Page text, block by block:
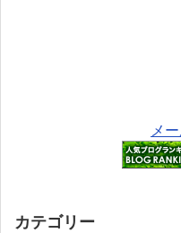
メ
カテゴリー